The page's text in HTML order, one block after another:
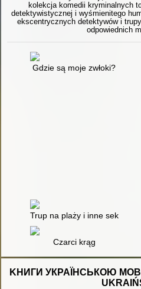
kolekcja komedii kryminalnych
detektywistycznej i wyśmienitego
ekscentrycznych detektywów i
odpowiednich
Gdzie są moje zwłoki?
Trup na plaży i inne sekrety
Czarci krąg
KНИГИ УКРАЇНСЬКОЮ